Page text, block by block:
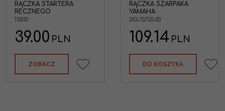
RĄCZKA STARTERA
RECZNEGO
110010
39.00 PLN
ZOBACZ
Rączka szarpaka Yamaha
RĄCZKA SZARPAKA
YAMAHA
3X3-15755-00
109.14 PLN
DO KOSZYKA